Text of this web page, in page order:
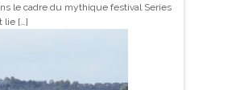
le cadre du mythique festival Series
lie […]